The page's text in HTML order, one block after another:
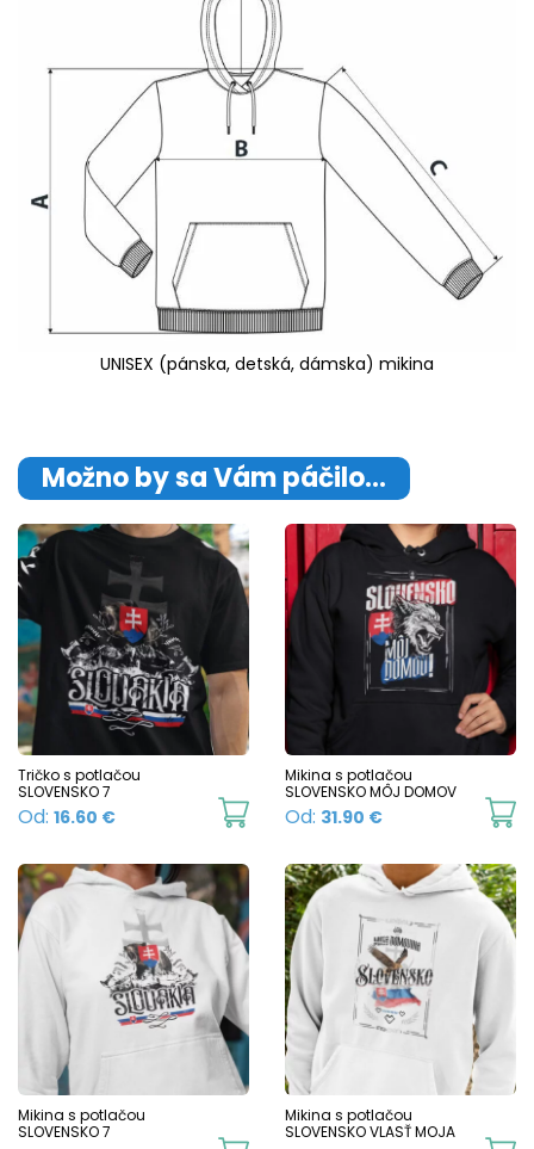
UNISEX (pánska, detská, dámska) mikina
Možno by sa Vám páčilo…
Tričko s potlačou
SLOVENSKO 7
Od: 16.60 €
This
has
multiple
variants.
options
may
be
chosen
Mikina s potlačou
SLOVENSKO MÔJ DOMOV
Od: 31.90 €
Mikina s potlačou
SLOVENSKO 7
Mikina s potlačou
SLOVENSKO VLASŤ MOJA